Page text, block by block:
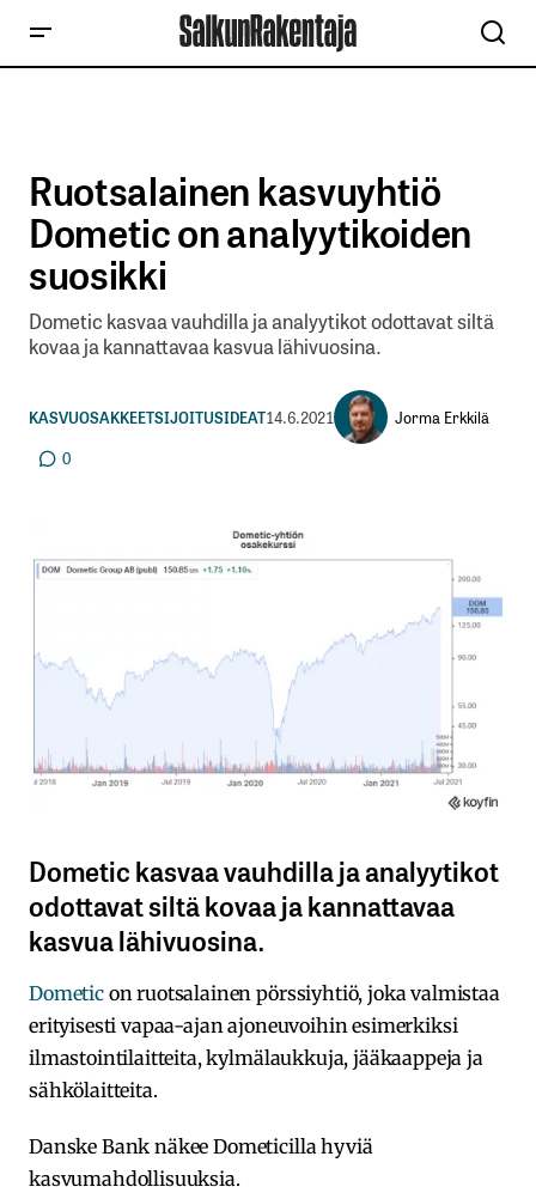
Ruotsalainen kasvuyhtiö
Dometic on analyytikoiden
suosikki
Dometic kasvaa vauhdilla ja analyytikot odottavat siltä
kovaa ja kannattavaa kasvua lähivuosina.
KASVUOSAKKEETSIJOITUSIDEAT14.6.2021
Jorma Erkkilä
0
Dometic kasvaa vauhdilla ja analyytikot
odottavat siltä kovaa ja kannattavaa
kasvua lähivuosina.
Dometicon ruotsalainen pörssiyhtiö, joka valmistaa
erityisesti vapaa-ajan ajoneuvoihin esimerkiksi
ilmastointilaitteita, kylmälaukkuja, jääkaappeja ja
sähkölaitteita.
Danske Bank näkee Dometicilla hyviä
kasvumahdollisuuksia.